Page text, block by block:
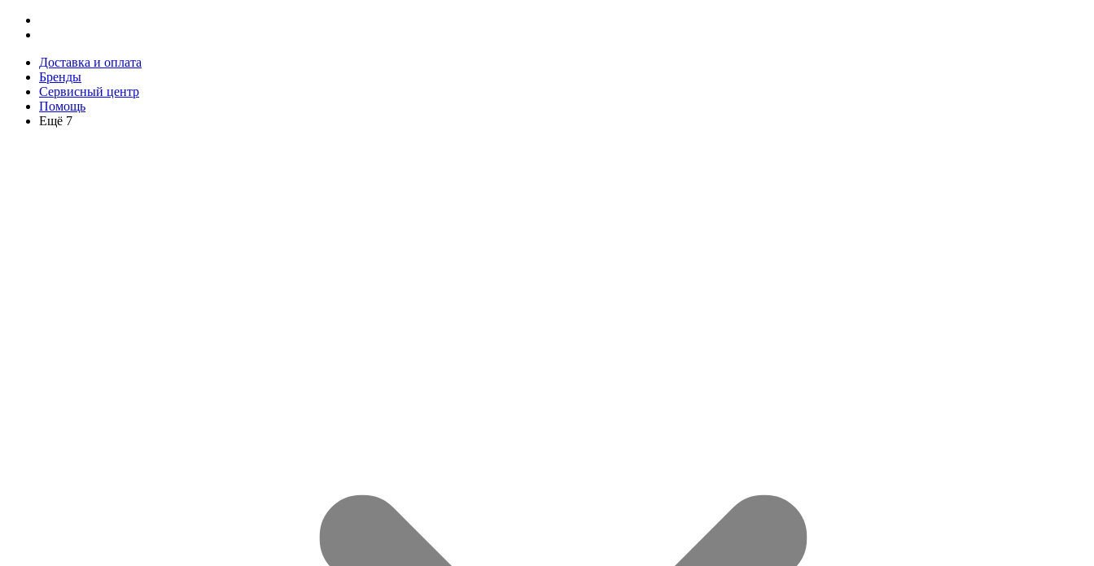
Доставка и оплата
Бренды
Сервисный центр
Помощь
Ещё 7